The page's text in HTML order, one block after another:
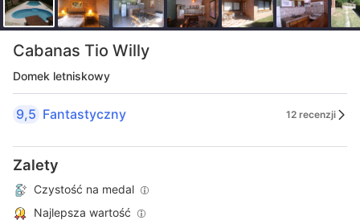
Cabanas Tio Willy
Domek letniskowy
9,5 Fantastyczny 12 recenzji
Zalety
Czystość na medal
Najlepsza wartość